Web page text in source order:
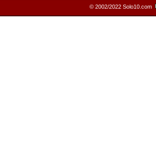
© 2002/2022 Solo10.com